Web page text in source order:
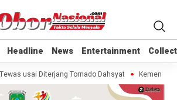
Headline News Entertainment
Headline News Entertainment
usai Diterjang Tornado Dahsyat Kemendag